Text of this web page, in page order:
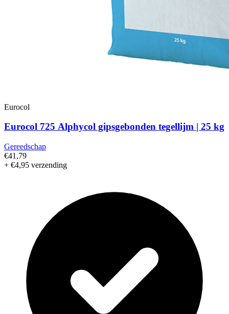
Eurocol
Eurocol 725 Alphycol gipsgebonden tegellijm | 25 kg
Gereedschap
€41,79
+ €4,95 verzending